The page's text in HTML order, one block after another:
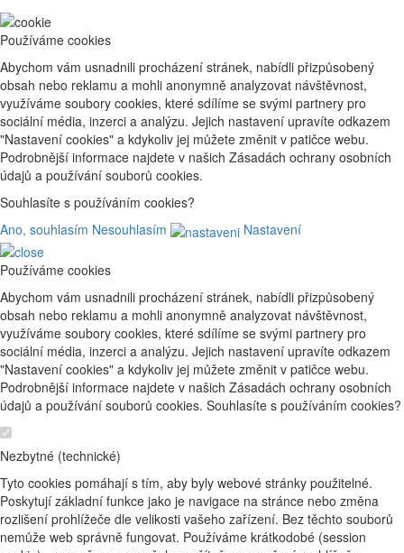
Používáme cookies
Abychom vám usnadnili procházení stránek, nabídli přizpůsobený
obsah nebo reklamu a mohli anonymně analyzovat návštěvnost,
využíváme soubory cookies, které sdílíme se svými partnery pro
sociální média, inzerci a analýzu. Jejich nastavení upravíte odkazem
"Nastavení cookies" a kdykoliv jej můžete změnit v patičce webu.
Podrobnější informace najdete v našich Zásadách ochrany osobních
údajů a používání souborů cookies.
Souhlasíte s používáním cookies?
Ano, souhlasím Nesouhlasím Nastavení
Používáme cookies
Abychom vám usnadnili procházení stránek, nabídli přizpůsobený
obsah nebo reklamu a mohli anonymně analyzovat návštěvnost,
využíváme soubory cookies, které sdílíme se svými partnery pro
sociální média, inzerci a analýzu. Jejich nastavení upravíte odkazem
"Nastavení cookies" a kdykoliv jej můžete změnit v patičce webu.
Podrobnější informace najdete v našich Zásadách ochrany osobních
údajů a používání souborů cookies. Souhlasíte s používáním cookies?
Nezbytné (technické)
Tyto cookies pomáhají s tím, aby byly webové stránky použitelné.
Poskytují základní funkce jako je navigace na stránce nebo změna
rozlišení prohlížeče dle velikosti vašeho zařízení. Bez těchto souborů
nemůže web správně fungovat. Používáme krátkodobé (session